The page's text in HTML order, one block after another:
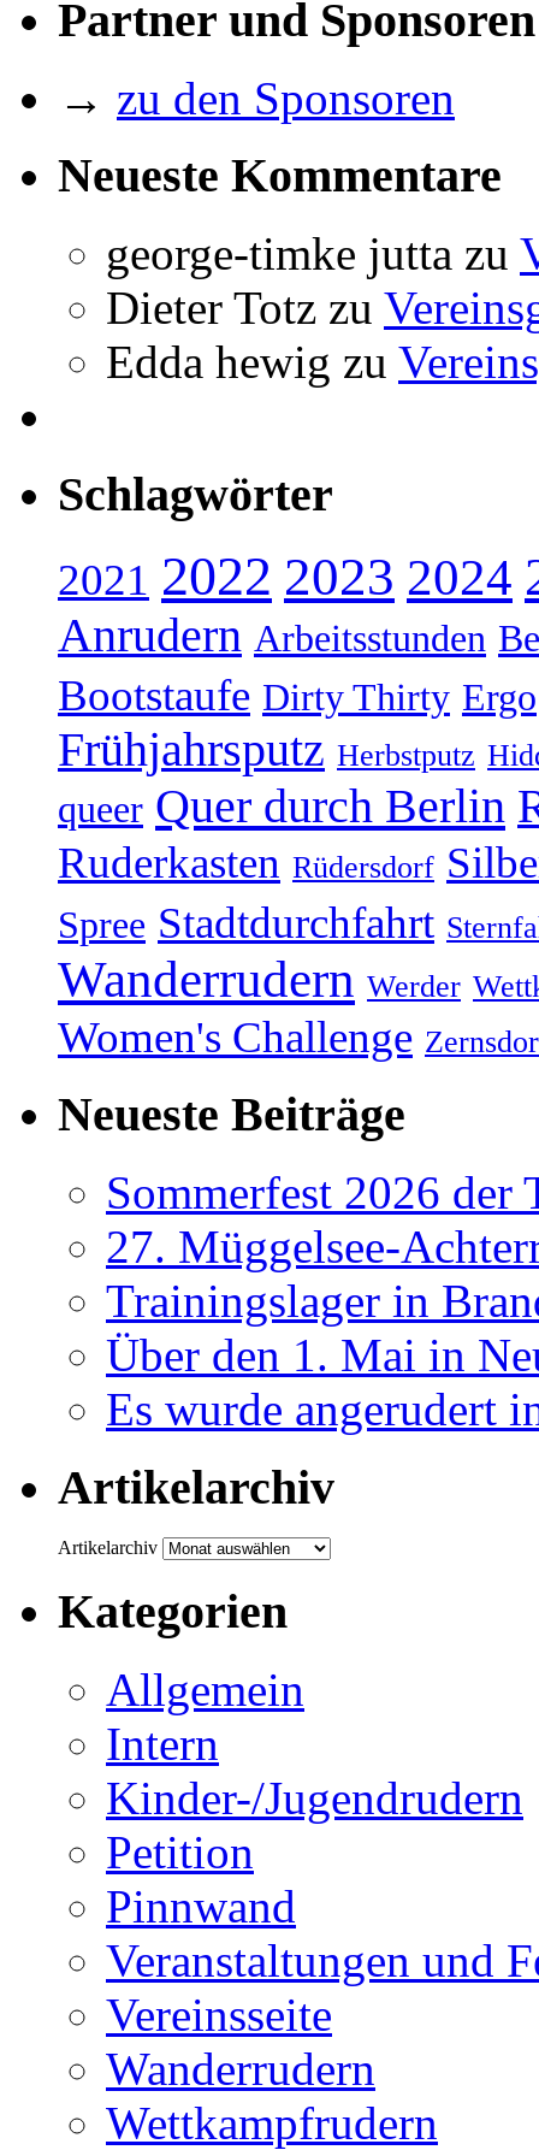
Partner und Sponsoren
→ zu den Sponsoren
Neueste Kommentare
george-timke jutta zu
Dieter Totz zu
Edda hewig zu
Schlagwörter
2021 2022 2023 2024
Anrudern Arbeitsstunden
Bootstaufe Dirty Thirty Ergo
Frühjahrsputz Herbstputz
queer Quer durch Berlin
Ruderkasten Rüdersdorf
Spree Stadtdurchfahrt
Wanderrudern Werder
Women's Challenge
Neueste Beiträge
Sommerfest 2026 der
27. Müggelsee-
Trainingslager in
Über den 1. Mai in
Es wurde angerudert
Artikelarchiv
Artikelarchiv
Kategorien
Allgemein
Intern
Kinder-/Jugendrudern
Petition
Pinnwand
Veranstaltungen und
Vereinsseite
Wanderrudern
Wettkampfrudern